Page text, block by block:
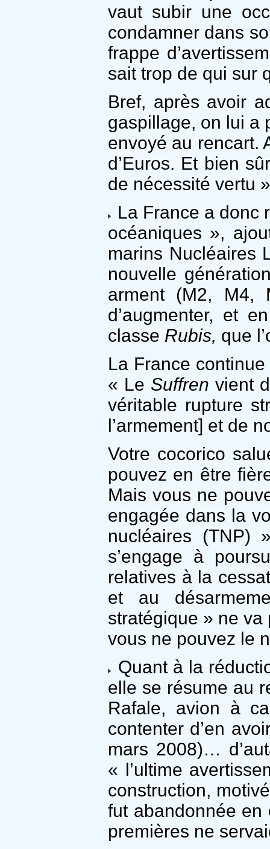
vaut subir une
condamner dans
frappe
sait trop de qui sur
Bref, après avoir
gaspillage, on lui a
envoyé au rencart.
d’Euros. Et bien
de nécessité vertu
La France a donc
océaniques »,
marins Nucléaires
nouvelle
arment (M2, M4,
d’augmenter, et
classe Rubis, que
La France
« Le Suffren vient
véritable rupture
l’armement] et de
Votre cocorico
pouvez en être
Mais vous ne
engagée dans la
nucléaires (TNP)
s’engage à
relatives à la
et au
stratégique » ne va
vous ne pouvez le
Quant à la
elle se résume au
Rafale, avion à
contenter d’en
mars 2008)…
« l’ultime
construction,
fut abandonnée en
premières ne